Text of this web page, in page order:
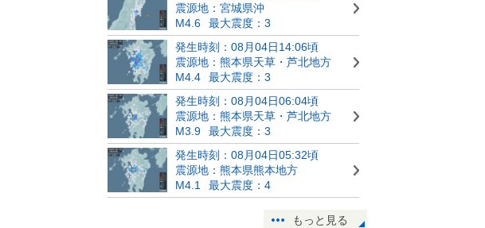
震源地：宮城県沖
M4.6
最大震度：3
発生時刻：08月04日14:06頃
震源地：熊本県天草・芦北地方
M4.4
最大震度：3
発生時刻：08月04日06:04頃
震源地：熊本県天草・芦北地方
M3.9
最大震度：3
発生時刻：08月04日05:32頃
震源地：熊本県熊本地方
M4.1
最大震度：4
もっと見る